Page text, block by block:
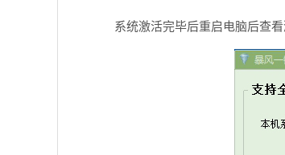
系统激活完毕后重启电脑后查看